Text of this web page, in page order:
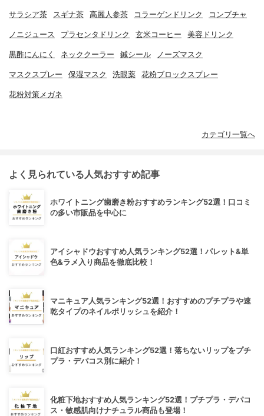
サラシア茶 スギナ茶 高麗人参茶 コラーゲンドリンク コンブチャ
ノニジュース プラセンタドリンク 玄米コーヒー 美容ドリンク
黒酢にんにく ネッククーラー 鍼シール ノーズマスク
マスクスプレー 保湿マスク 洗眼薬 花粉ブロックスプレー
花粉対策メガネ
カテゴリ一覧へ
よく見られている人気おすすめ記事
ホワイトニング歯磨き粉おすすめランキング52選！口コミ
の多い市販品を中心に
アイシャドウおすすめ人気ランキング52選！パレット&単
色&ラメ入り商品を徹底比較！
マニキュア人気ランキング52選！おすすめのプチプラや速
乾タイプのネイルポリッシュを紹介！
口紅おすすめ人気ランキング52選！落ちないリップをプチ
プラ・デパコス別に紹介！
化粧下地おすすめ人気ランキング52選！プチプラ・デパコ
ス・敏感肌向けナチュラル商品も登場！